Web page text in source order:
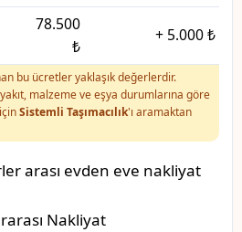
78.500
₺
+ 5.000 ₺
bu ücretler yaklaşık değerlerdir.
malzeme ve eşya durumlarına göre
Sistemli Taşımacılık'ı aramaktan
Nakliyat